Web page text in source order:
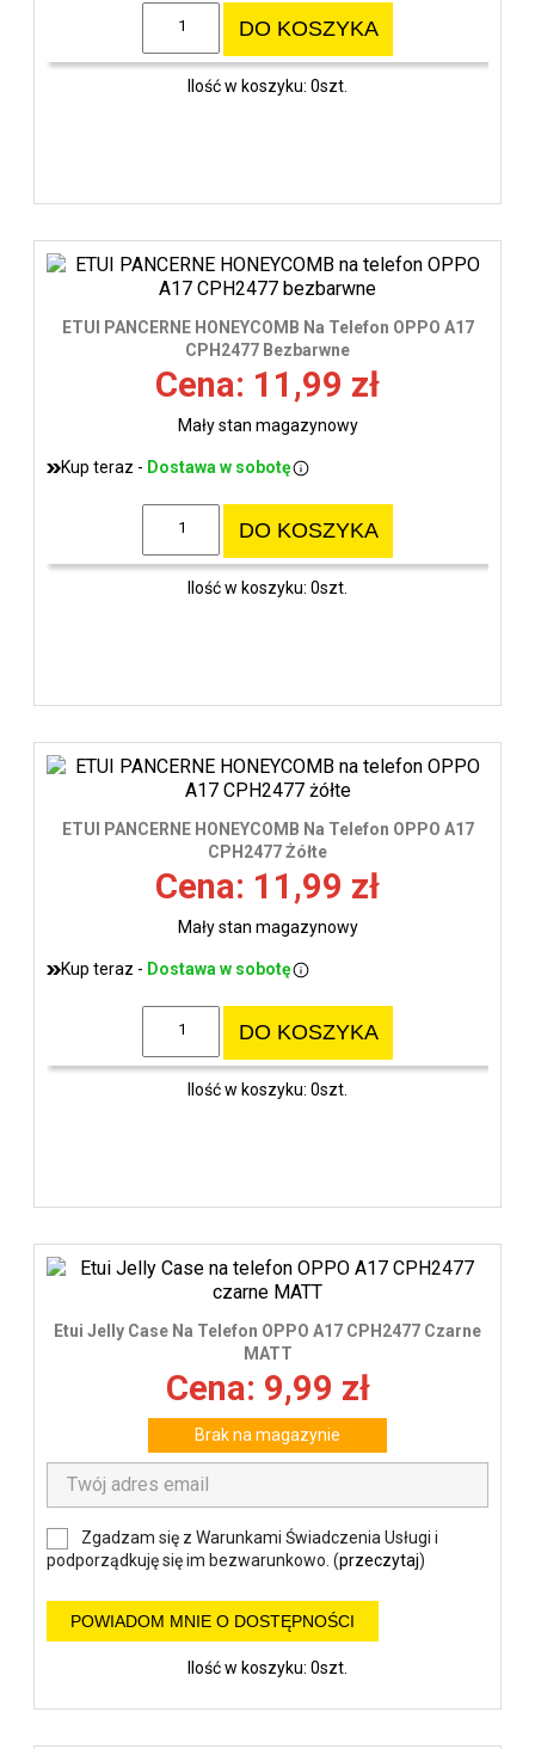
DO KOSZYKA
Ilość w koszyku: 0szt.
ETUI PANCERNE HONEYCOMB Na Telefon OPPO A17
CPH2477 Bezbarwne
Cena: 11,99 zł
Mały stan magazynowy
Kup teraz - Dostawa w sobotę
DO KOSZYKA
Ilość w koszyku: 0szt.
ETUI PANCERNE HONEYCOMB Na Telefon OPPO A17
CPH2477 Żółte
Cena: 11,99 zł
Mały stan magazynowy
Kup teraz - Dostawa w sobotę
DO KOSZYKA
Ilość w koszyku: 0szt.
Etui Jelly Case Na Telefon OPPO A17 CPH2477 Czarne
MATT
Cena: 9,99 zł
Brak na magazynie
Zgadzam się z Warunkami Świadczenia Usługi i
podporządkuję się im bezwarunkowo. (przeczytaj)
POWIADOM MNIE O DOSTĘPNOŚCI
Ilość w koszyku: 0szt.